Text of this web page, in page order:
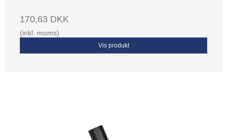
170,63 DKK
(inkl. moms)
Vis produkt